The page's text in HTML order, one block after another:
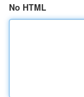
No HTML